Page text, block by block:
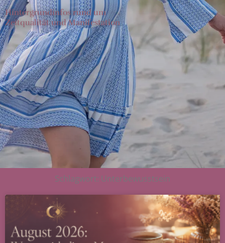
Hintergrundinfos rund um
Zeitqualität und Manifestation
Schlagwort: Unterbewusstsein